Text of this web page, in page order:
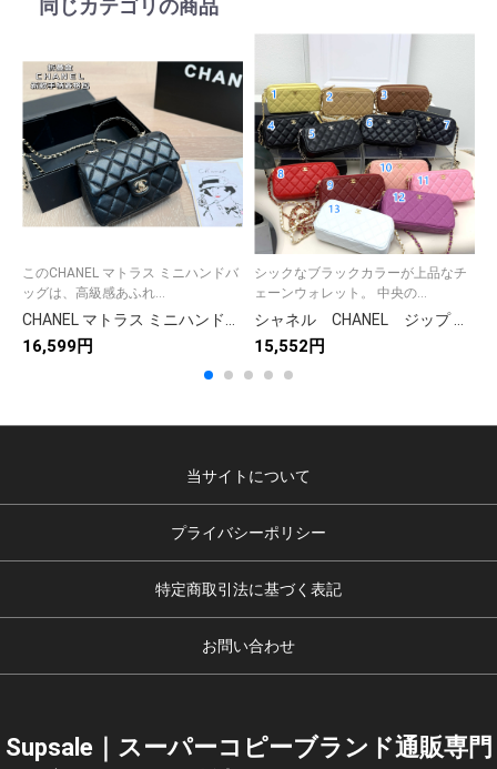
同じカテゴリの商品
このCHANEL マトラス ミニハンドバ
ッグは、高級感あふれ...
CHANEL マトラス ミニハンドバッグ 3色入 🖤
16,599円
シックなブラックカラーが上品なチ
ェーンウォレット。 中央の...
シャネル CHANEL ジップ チェーンウォレット ココマーク レディース バッグ ショルダーバッグ Wジップチェーンウォレット 13色！
15,552円
当サイトについて
プライバシーポリシー
特定商取引法に基づく表記
お問い合わせ
Supsale｜スーパーコピーブランド通販専門